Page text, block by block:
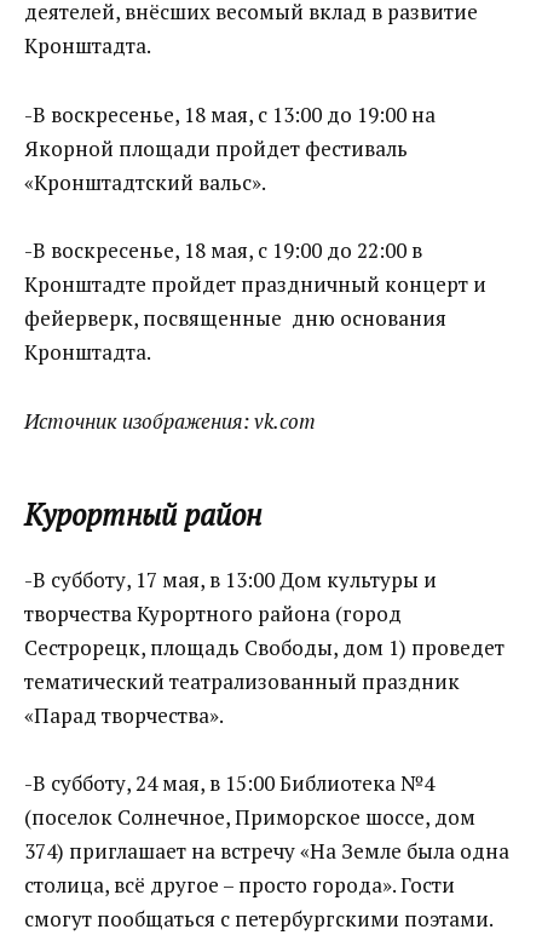
деятелей, внёсших весомый вклад в развитие
Кронштадта.
-В воскресенье, 18 мая, с 13:00 до 19:00 на
Якорной площади пройдет фестиваль
«Кронштадтский вальс».
-В воскресенье, 18 мая, с 19:00 до 22:00 в
Кронштадте пройдет праздничный концерт и
фейерверк, посвященные дню основания
Кронштадта.
Источник изображения: vk.com
Курортный район
-В субботу, 17 мая, в 13:00 Дом культуры и
творчества Курортного района (город
Сестрорецк, площадь Свободы, дом 1) проведет
тематический театрализованный праздник
«Парад творчества».
-В субботу, 24 мая, в 15:00 Библиотека №4
(поселок Солнечное, Приморское шоссе, дом
374) приглашает на встречу «На Земле была одна
столица, всё другое – просто города». Гости
смогут пообщаться с петербургскими поэтами.